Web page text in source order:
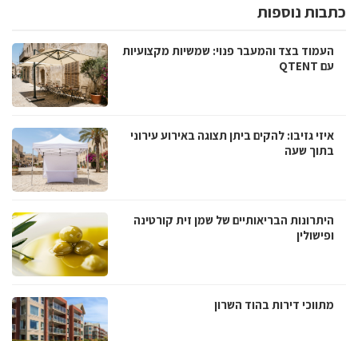
כתבות נוספות
העמוד בצד והמעבר פנוי: שמשיות מקצועיות
עם QTENT
איזי גזיבו: להקים ביתן תצוגה באירוע עירוני
בתוך שעה
היתרונות הבריאותיים של שמן זית קורטינה
ופישולין
מתווכי דירות בהוד השרון